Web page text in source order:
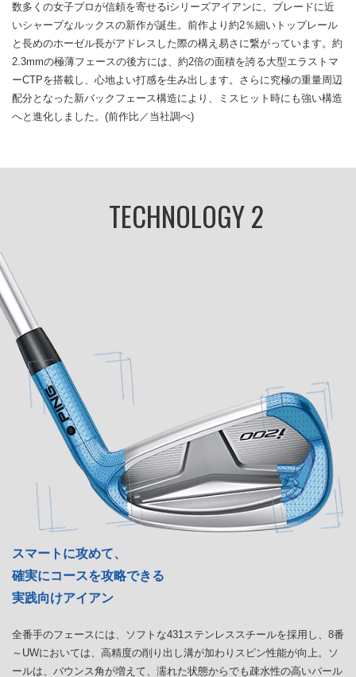
数多くの女子プロが信頼を寄せるiシリーズアイアンに、ブレードに近
いシャープなルックスの新作が誕生。前作より約2％細いトップレール
と長めのホーゼル長がアドレスした際の構え易さに繋がっています。約
2.3mmの極薄フェースの後方には、約2倍の面積を誇る大型エラストマ
ーCTPを搭載し、心地よい打感を生み出します。さらに究極の重量周辺
配分となった新バックフェース構造により、ミスヒット時にも強い構造
へと進化しました。(前作比／当社調べ)
TECHNOLOGY 2
スマートに攻めて、
確実にコースを攻略できる
実践向けアイアン
全番手のフェースには、ソフトな431ステンレススチールを採用し、8番
～UWにおいては、高精度の削り出し溝が加わりスピン性能が向上。ソ
ールは、バウンス角が増えて、濡れた状態からでも疎水性の高いパール